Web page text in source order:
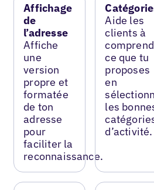
Affichage
de
l’adresse
Affiche
une
version
propre et
formatée
de ton
adresse
pour
faciliter la
reconnaissance.
Aide les
clients à
ce que tu
proposes
en
les
d’activité.